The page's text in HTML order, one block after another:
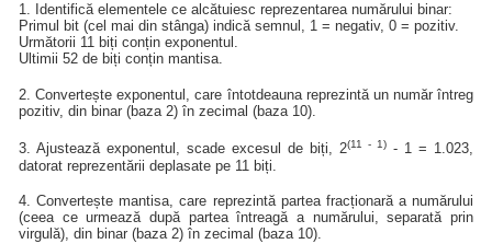
1. Identifică elementele ce alcătuiesc reprezentarea numărului binar:
Primul bit (cel mai din stânga) indică semnul, 1 = negativ, 0 = pozitiv.
Următorii 11 biți conțin exponentul.
Ultimii 52 de biți conțin mantisa.
2. Convertește exponentul, care întotdeauna reprezintă un număr întreg
pozitiv, din binar (baza 2) în zecimal (baza 10).
3. Ajustează exponentul, scade excesul de biți, 2(11 - 1)- 1 = 1.023,
datorat reprezentării deplasate pe 11 biți.
4. Convertește mantisa, care reprezintă partea fracționară a numărului
(ceea ce urmează după partea întreagă a numărului, separată prin
virgulă), din binar (baza 2) în zecimal (baza 10).